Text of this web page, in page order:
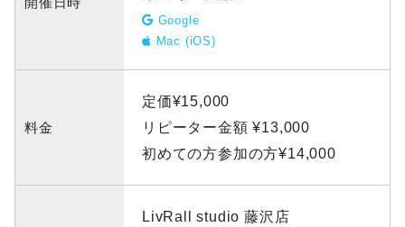
Google
Mac (iOS)
料金
定価¥15,000
リピーター金額 ¥13,000
初めての方参加の方¥14,000
LivRall studio 藤沢店